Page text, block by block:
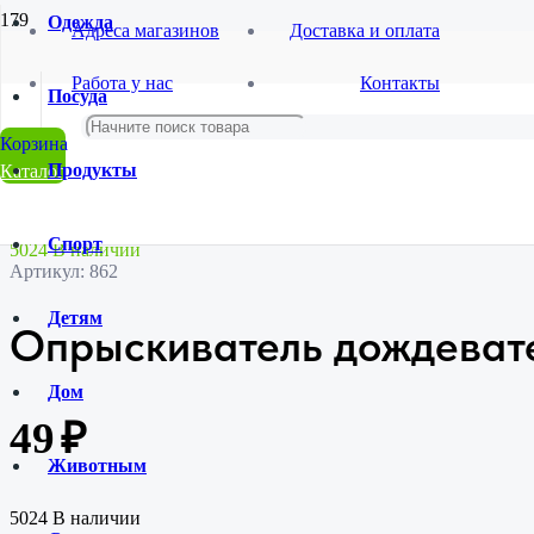
Адреса магазинов
Работа у нас
Доставка и оплата
Контакты
Каталог
Одежда
Посуда
Продукты
Спорт
Детям
Дом
Животным
Главная
Магазин
Товары для Сада и Дачи
Садовый инструмент и инвентарь
Опрыскиватель дождеватель SL-14527-2
5024 В наличии
Артикул: 862
Опрыскиватель
49₽
5024 В наличии